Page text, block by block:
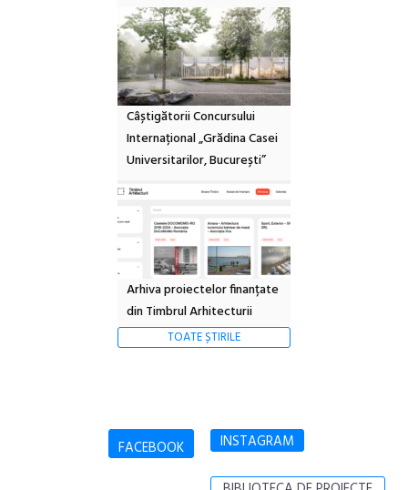
Câștigătorii Concursului
Internațional „Grădina Casei
Universitarilor, București”
Arhiva proiectelor finanțate
din Timbrul Arhitecturii
TOATE ȘTIRILE
FACEBOOK INSTAGRAM